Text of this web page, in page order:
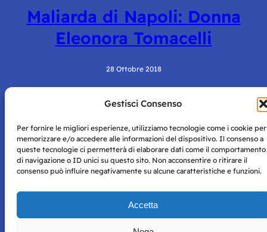
Gestisci Consenso
Per fornire le migliori esperienze, utilizziamo tecnologie come i cookie per
memorizzare e/o accedere alle informazioni del dispositivo. Il consenso a
queste tecnologie ci permetterà di elaborare dati come il comportamento
di navigazione o ID unici su questo sito. Non acconsentire o ritirare il
consenso può influire negativamente su alcune caratteristiche e funzioni.
Accetta
Maliarda di Napoli: Donna
Eleonora Tomacelli
28 Ottobre 2018
Napoli con autorizzazione numero 38 del 25/9/2019.
Tutte le immagini e i contenuti su questo sito sono forniti